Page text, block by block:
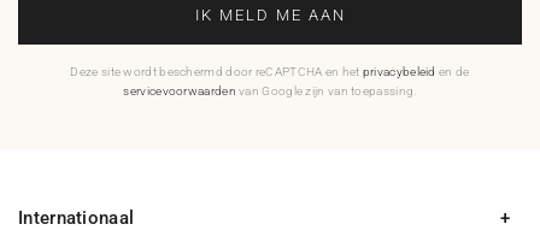
IK MELD ME AAN
Deze site wordt beschermd door reCAPTCHA en het privacybeleid en de
servicevoorwaarden van Google zijn van toepassing.
Internationaal